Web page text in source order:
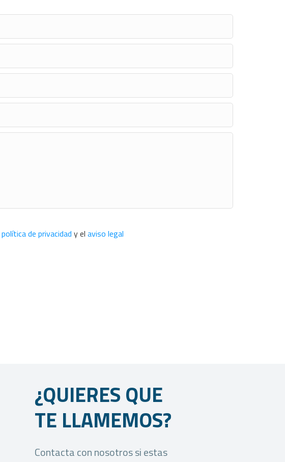
política de privacidad y el aviso legal
¿QUIERES QUE
TE LLAMEMOS?
Contacta con nosotros si estas